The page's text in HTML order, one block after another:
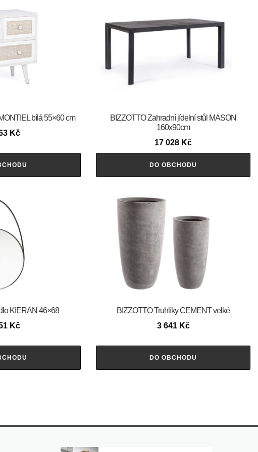
bílá 55×60 cm
Kč
BIZZOTTO Zahradní jídelní stůl MASON
160x90cm
17 028 Kč
DO OBCHODU
KIERAN 46×68
Kč
BIZZOTTO Truhlíky CEMENT velké
3 641 Kč
DO OBCHODU